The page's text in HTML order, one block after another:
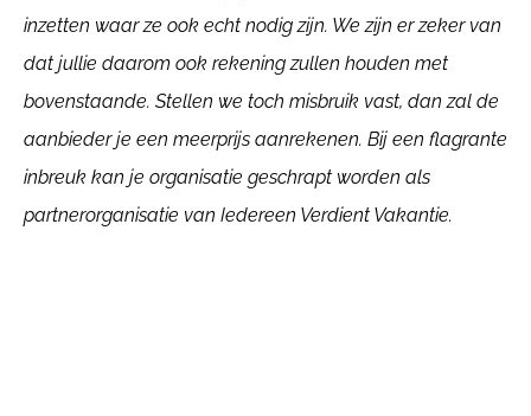
inzetten waar ze ook echt nodig zijn. We zijn er zeker van
dat jullie daarom ook rekening zullen houden met
bovenstaande. Stellen we toch misbruik vast, dan zal de
aanbieder je een meerprijs aanrekenen. Bij een flagrante
inbreuk kan je organisatie geschrapt worden als
partnerorganisatie van Iedereen Verdient Vakantie.